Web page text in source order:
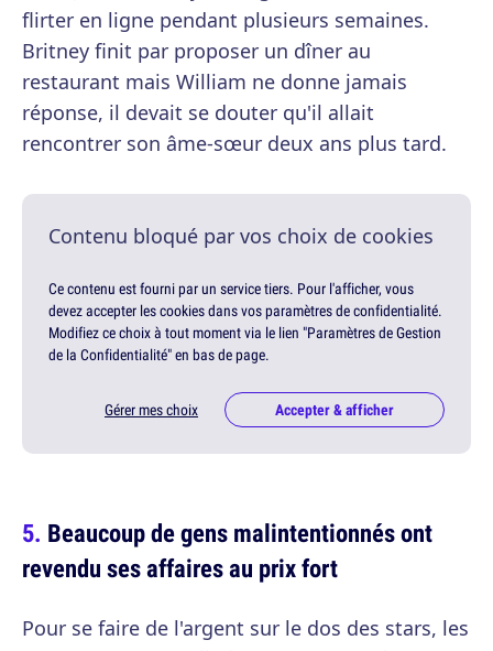
flirter en ligne pendant plusieurs semaines.
Britney finit par proposer un dîner au
restaurant mais William ne donne jamais
réponse, il devait se douter qu'il allait
rencontrer son âme-sœur deux ans plus tard.
Contenu bloqué par vos choix de cookies
Ce contenu est fourni par un service tiers. Pour l'afficher, vous
devez accepter les cookies dans vos paramètres de confidentialité.
Modifiez ce choix à tout moment via le lien "Paramètres de Gestion
de la Confidentialité" en bas de page.
Gérer mes choix Accepter & afficher
Beaucoup de gens malintentionnés ont
revendu ses affaires au prix fort
Pour se faire de l'argent sur le dos des stars, les